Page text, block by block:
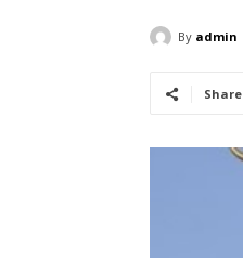
By admin
Share